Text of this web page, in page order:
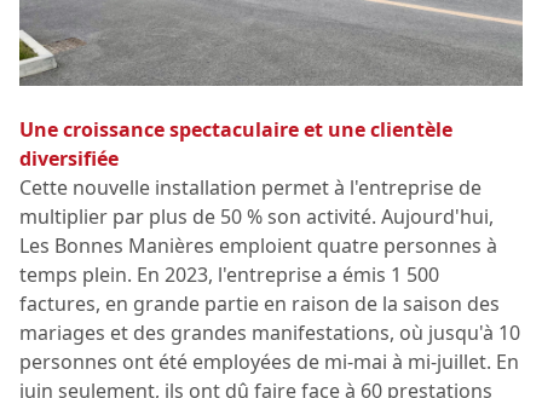
Une croissance spectaculaire et une clientèle
diversifiée
Cette nouvelle installation permet à l'entreprise de
multiplier par plus de 50 % son activité. Aujourd'hui,
Les Bonnes Manières emploient quatre personnes à
temps plein. En 2023, l'entreprise a émis 1 500
factures, en grande partie en raison de la saison des
mariages et des grandes manifestations, où jusqu'à 10
personnes ont été employées de mi-mai à mi-juillet. En
juin seulement, ils ont dû faire face à 60 prestations